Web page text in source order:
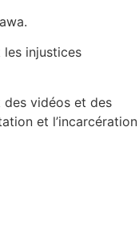
les injustices
des vidéos et des
et l’incarcération